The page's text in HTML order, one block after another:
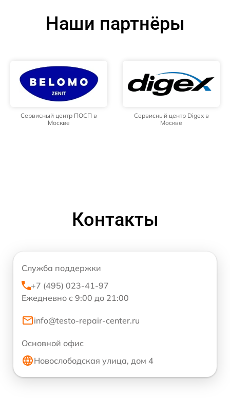
Наши партнёры
Сервисный центр ПОСП в
Москве
Сервисный центр Digex в
Москве
Контакты
Служба поддержки
+7 (495) 023-41-97
Ежедневно с 9:00 до 21:00
info@testo-repair-center.ru
Основной офис
Новослободская улица, дом 4